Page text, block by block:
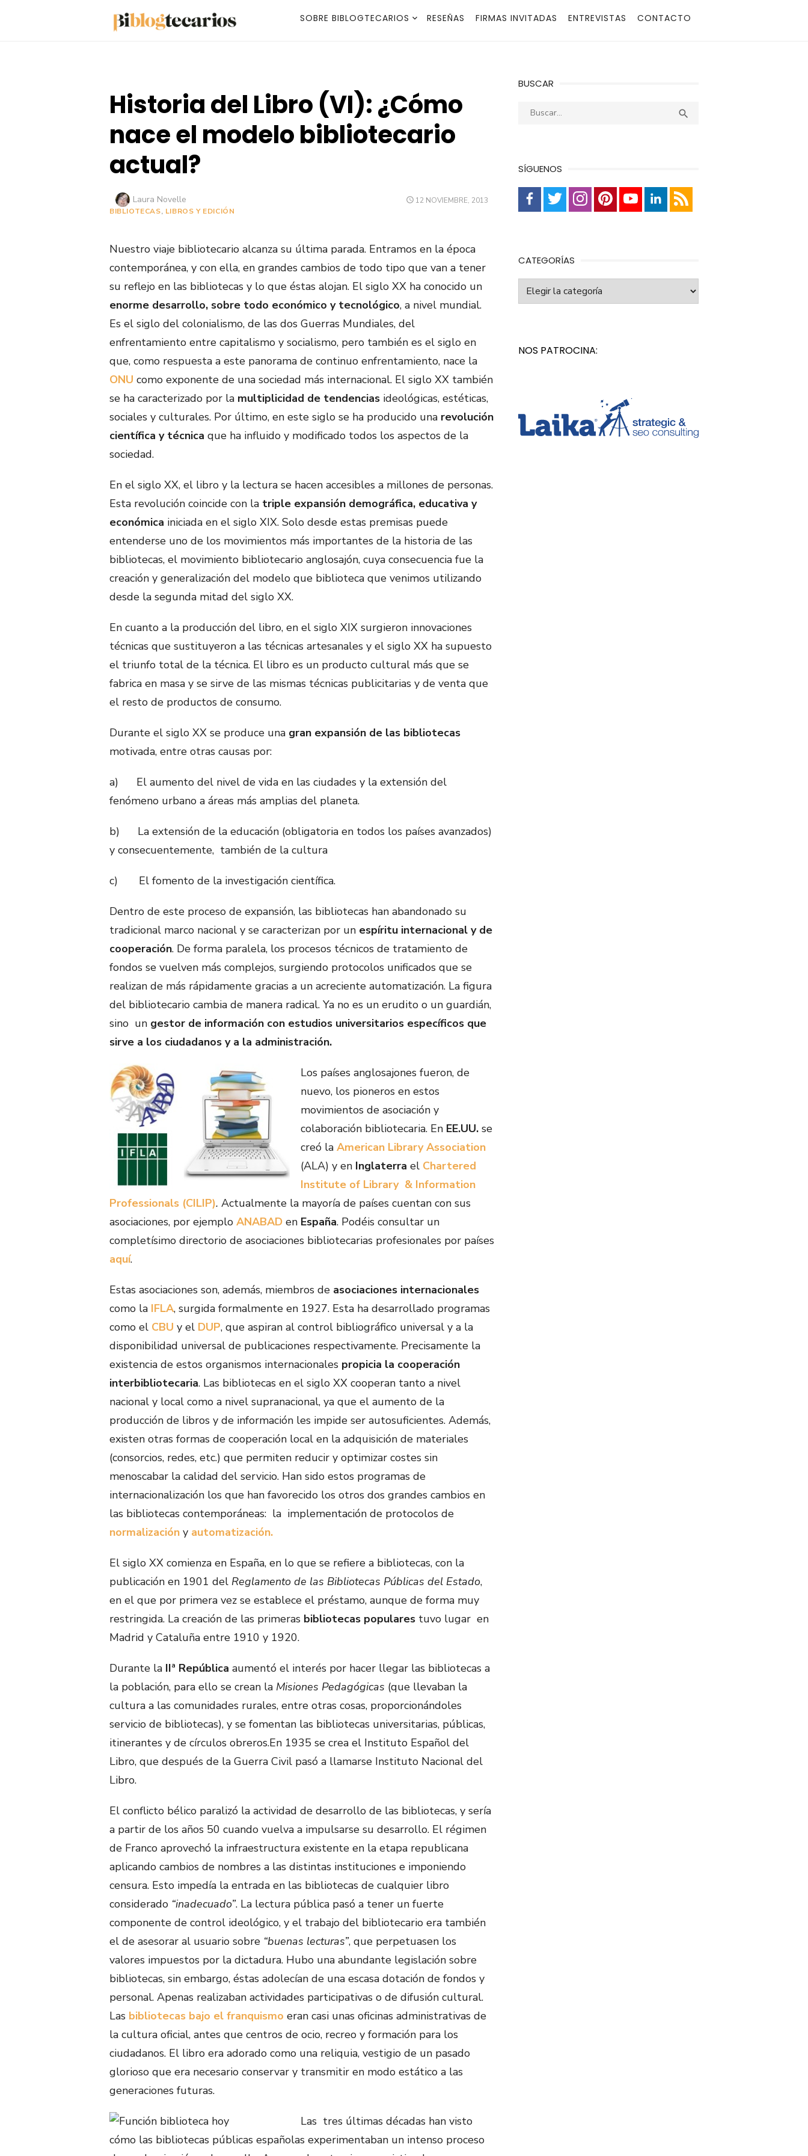
SOBRE BIBLOGTECARIOS RESEÑAS FIRMAS INVITADAS ENTREVISTAS CONTACTO
Historia del Libro (VI): ¿Cómo
nace el modelo bibliotecario
actual?
PUBLICADO
12 NOVIEMBRE, 2013
Autor
Laura Novelle
BIBLIOTECAS, LIBROS Y EDICIÓN
Nuestro viaje bibliotecario alcanza su última parada. Entramos en la época
contemporánea, y con ella, en grandes cambios de todo tipo que van a tener
su reflejo en las bibliotecas y lo que éstas alojan. El siglo XX ha conocido un
enorme desarrollo, sobre todo económico y tecnológico, a nivel mundial.
Es el siglo del colonialismo, de las dos Guerras Mundiales, del
enfrentamiento entre capitalismo y socialismo, pero también es el siglo en
que, como respuesta a este panorama de continuo enfrentamiento, nace la
ONU como exponente de una sociedad más internacional. El siglo XX también
se ha caracterizado por la multiplicidad de tendencias ideológicas, estéticas,
sociales y culturales. Por último, en este siglo se ha producido una revolución
científica y técnica que ha influido y modificado todos los aspectos de la
sociedad.
En el siglo XX, el libro y la lectura se hacen accesibles a millones de personas.
Esta revolución coincide con la triple expansión demográfica, educativa y
económica iniciada en el siglo XIX. Solo desde estas premisas puede
entenderse uno de los movimientos más importantes de la historia de las
bibliotecas, el movimiento bibliotecario anglosajón, cuya consecuencia fue la
creación y generalización del modelo que biblioteca que venimos utilizando
desde la segunda mitad del siglo XX.
En cuanto a la producción del libro, en el siglo XIX surgieron innovaciones
técnicas que sustituyeron a las técnicas artesanales y el siglo XX ha supuesto
el triunfo total de la técnica. El libro es un producto cultural más que se
fabrica en masa y se sirve de las mismas técnicas publicitarias y de venta que
el resto de productos de consumo.
Durante el siglo XX se produce una gran expansión de las bibliotecas
motivada, entre otras causas por:
a) El aumento del nivel de vida en las ciudades y la extensión del
fenómeno urbano a áreas más amplias del planeta.
b) La extensión de la educación (obligatoria en todos los países avanzados)
y consecuentemente, también de la cultura
c) El fomento de la investigación científica.
Dentro de este proceso de expansión, las bibliotecas han abandonado su
tradicional marco nacional y se caracterizan por un espíritu internacional y de
cooperación. De forma paralela, los procesos técnicos de tratamiento de
fondos se vuelven más complejos, surgiendo protocolos unificados que se
realizan de más rápidamente gracias a un acreciente automatización. La figura
del bibliotecario cambia de manera radical. Ya no es un erudito o un guardián,
sino un gestor de información con estudios universitarios específicos que
sirve a los ciudadanos y a la administración.
Los países anglosajones fueron, de
nuevo, los pioneros en estos
movimientos de asociación y
colaboración bibliotecaria. En EE.UU. se
creó la American Library Association
(ALA) y en Inglaterra el Chartered
Institute of Library & Information
Professionals (CILIP). Actualmente la mayoría de países cuentan con sus
asociaciones, por ejemplo ANABAD en España. Podéis consultar un
completísimo directorio de asociaciones bibliotecarias profesionales por países
aquí.
Estas asociaciones son, además, miembros de asociaciones internacionales
como la IFLA, surgida formalmente en 1927. Esta ha desarrollado programas
como el CBU y el DUP, que aspiran al control bibliográfico universal y a la
disponibilidad universal de publicaciones respectivamente. Precisamente la
existencia de estos organismos internacionales propicia la cooperación
interbibliotecaria. Las bibliotecas en el siglo XX cooperan tanto a nivel
nacional y local como a nivel supranacional, ya que el aumento de la
producción de libros y de información les impide ser autosuficientes. Además,
existen otras formas de cooperación local en la adquisición de materiales
(consorcios, redes, etc.) que permiten reducir y optimizar costes sin
menoscabar la calidad del servicio. Han sido estos programas de
internacionalización los que han favorecido los otros dos grandes cambios en
las bibliotecas contemporáneas: la implementación de protocolos de
normalización y automatización.
El siglo XX comienza en España, en lo que se refiere a bibliotecas, con la
publicación en 1901 del Reglamento de las Bibliotecas Públicas del Estado,
en el que por primera vez se establece el préstamo, aunque de forma muy
restringida. La creación de las primeras bibliotecas populares tuvo lugar en
Madrid y Cataluña entre 1910 y 1920.
Durante la IIª República aumentó el interés por hacer llegar las bibliotecas a
la población, para ello se crean la Misiones Pedagógicas (que llevaban la
cultura a las comunidades rurales, entre otras cosas, proporcionándoles
servicio de bibliotecas), y se fomentan las bibliotecas universitarias, públicas,
itinerantes y de círculos obreros.En 1935 se crea el Instituto Español del
Libro, que después de la Guerra Civil pasó a llamarse Instituto Nacional del
Libro.
El conflicto bélico paralizó la actividad de desarrollo de las bibliotecas, y sería
a partir de los años 50 cuando vuelva a impulsarse su desarrollo. El régimen
de Franco aprovechó la infraestructura existente en la etapa republicana
aplicando cambios de nombres a las distintas instituciones e imponiendo
censura. Esto impedía la entrada en las bibliotecas de cualquier libro
considerado “inadecuado”. La lectura pública pasó a tener un fuerte
componente de control ideológico, y el trabajo del bibliotecario era también
el de asesorar al usuario sobre “buenas lecturas”, que perpetuasen los
valores impuestos por la dictadura. Hubo una abundante legislación sobre
bibliotecas, sin embargo, éstas adolecían de una escasa dotación de fondos y
personal. Apenas realizaban actividades participativas o de difusión cultural.
Las bibliotecas bajo el franquismo eran casi unas oficinas administrativas de
la cultura oficial, antes que centros de ocio, recreo y formación para los
ciudadanos. El libro era adorado como una reliquia, vestigio de un pasado
glorioso que era necesario conservar y transmitir en modo estático a las
generaciones futuras.
Las tres últimas décadas han visto
cómo las bibliotecas públicas españolas experimentaban un intenso proceso
BUSCAR
Buscar: 
SÍGUENOS
CATEGORÍAS
NOS PATROCINA: